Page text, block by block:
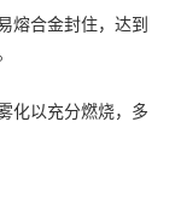
熔合金封住，达到
化以充分燃烧，多